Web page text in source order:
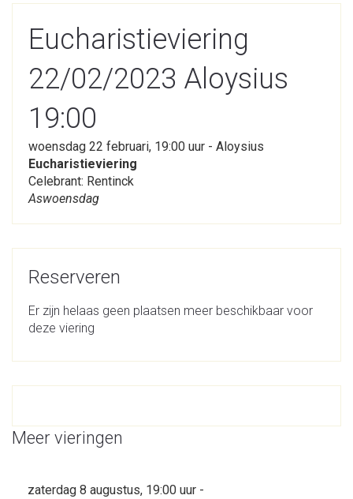
Eucharistieviering
22/02/2023 Aloysius
19:00
woensdag 22 februari, 19:00 uur - Aloysius
Eucharistieviering
Celebrant: Rentinck
Aswoensdag
Reserveren
Er zijn helaas geen plaatsen meer beschikbaar voor
deze viering
Meer vieringen
zaterdag 8 augustus, 19:00 uur -